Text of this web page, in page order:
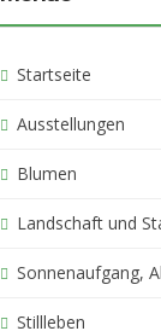
Startseite
Ausstellungen
Blumen
Landschaft und
Sonnenaufgang,
Stillleben